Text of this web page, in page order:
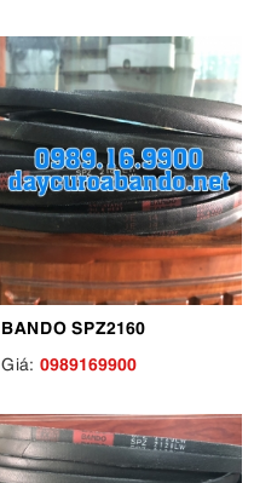
BANDO SPZ2160
Giá: 0989169900